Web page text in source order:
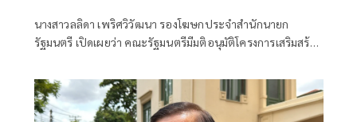
นางสาวลลิดา เพริศวิวัฒนา รองโฆษกประจำสำนักนายก
รัฐมนตรี เปิดเผยว่า คณะรัฐมนตรีมีมติอนุมัติโครงการเสริมสร้าง
ยาเสพติดและทำลายเครือข่ายการค้ายาเสพติดระหว่าง
ประเทศ ประจำปีงบประมาณ พ.ศ. 2569 วงเงินรวม 16 ล้าน
บาท ตามที่กระทรวงยุติธรรม โดยสำนักงานคณะกรรมการ